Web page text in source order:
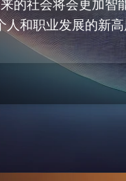
的社会将会更加智
人和职业发展的新